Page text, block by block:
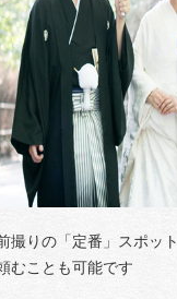
撮りの「定番」スポット
むことも可能です